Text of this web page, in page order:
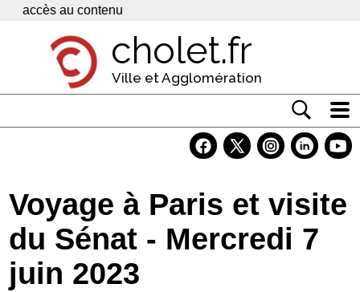
Panneau de gestion des cookies
accès au contenu
cholet.fr
Ville et Agglomération
Economie
Services
Contacts
Voyage à Paris et visite
du Sénat - Mercredi 7
juin 2023